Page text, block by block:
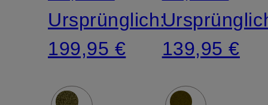
Ursprünglich:
199,95 €
139,95 €